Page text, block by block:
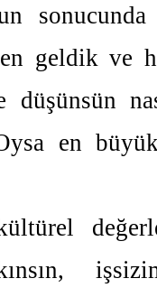
geldik ve
en